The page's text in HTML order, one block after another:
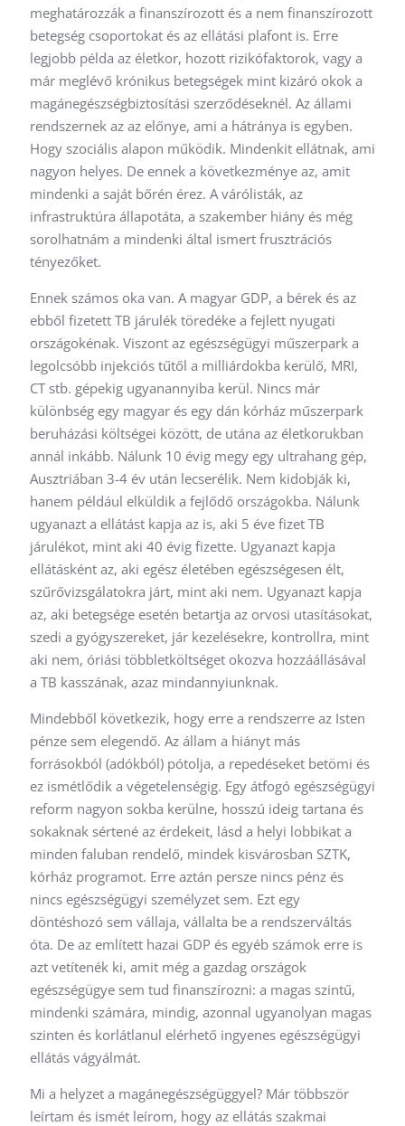
meghatározzák a finanszírozott és a nem finanszírozott
betegség csoportokat és az ellátási plafont is. Erre
legjobb példa az életkor, hozott rizikófaktorok, vagy a
már meglévő krónikus betegségek mint kizáró okok a
magánegészségbiztosítási szerződéseknél. Az állami
rendszernek az az előnye, ami a hátránya is egyben.
Hogy szociális alapon működik. Mindenkit ellátnak, ami
nagyon helyes. De ennek a következménye az, amit
mindenki a saját bőrén érez. A várólisták, az
infrastruktúra állapotáta, a szakember hiány és még
sorolhatnám a mindenki által ismert frusztrációs
tényezőket.
Ennek számos oka van. A magyar GDP, a bérek és az
ebből fizetett TB járulék töredéke a fejlett nyugati
országokénak. Viszont az egészségügyi műszerpark a
legolcsóbb injekciós tűtől a milliárdokba kerülő, MRI,
CT stb. gépekig ugyanannyiba kerül. Nincs már
különbség egy magyar és egy dán kórház műszerpark
beruházási költségei között, de utána az életkorukban
annál inkább. Nálunk 10 évig megy egy ultrahang gép,
Ausztriában 3-4 év után lecserélik. Nem kidobják ki,
hanem például elküldik a fejlődő országokba. Nálunk
ugyanazt a ellátást kapja az is, aki 5 éve fizet TB
járulékot, mint aki 40 évig fizette. Ugyanazt kapja
ellátásként az, aki egész életében egészségesen élt,
szűrővizsgálatokra járt, mint aki nem. Ugyanazt kapja
az, aki betegsége esetén betartja az orvosi utasításokat,
szedi a gyógyszereket, jár kezelésekre, kontrollra, mint
aki nem, óriási többletköltséget okozva hozzáállásával
a TB kasszának, azaz mindannyiunknak.
Mindebből következik, hogy erre a rendszerre az Isten
pénze sem elegendő. Az állam a hiányt más
forrásokból (adókból) pótolja, a repedéseket betömi és
ez ismétlődik a végetelenségig. Egy átfogó egészségügyi
reform nagyon sokba kerülne, hosszú ideig tartana és
sokaknak sértené az érdekeit, lásd a helyi lobbikat a
minden faluban rendelő, mindek kisvárosban SZTK,
kórház programot. Erre aztán persze nincs pénz és
nincs egészségügyi személyzet sem. Ezt egy
döntéshozó sem vállaja, vállalta be a rendszerváltás
óta. De az említett hazai GDP és egyéb számok erre is
azt vetítenék ki, amit még a gazdag országok
egészségügye sem tud finanszírozni: a magas szintű,
mindenki számára, mindig, azonnal ugyanolyan magas
szinten és korlátlanul elérhető ingyenes egészségügyi
ellátás vágyálmát.
Mi a helyzet a magánegészségüggyel? Már többször
leírtam és ismét leírom, hogy az ellátás szakmai